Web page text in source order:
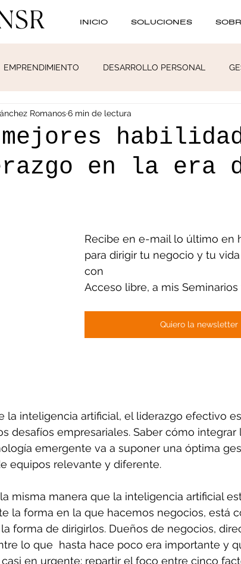
INICIO SOLUCIONES
EMPRENDIMIENTO DESARROLLO PERSONAL
en la era
Romanos6 min de lectura
Recibe en e-mail lo último en
para dirigir tu negocio y tu
con
Acceso libre, a mis Seminarios
Quiero la newsletter
la inteligencia artificial, el liderazgo efectivo
desafíos empresariales. Saber cómo integrar
emergente va a suponer una óptima
equipos relevante y diferente.
misma manera que la inteligencia artificial
la forma en la que hacemos negocios, está
forma de dirigirlos. Dueños de negocios,
lo que  hasta hace poco era importante y
en urgente: repartir el foco entre cinco